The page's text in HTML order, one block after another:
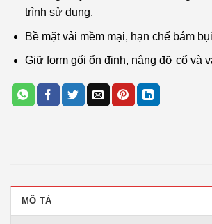
trình sử dụng.
Bề mặt vải mềm mại, hạn chế bám
Giữ form gối ổn định, nâng đỡ cổ và
MÔ TẢ